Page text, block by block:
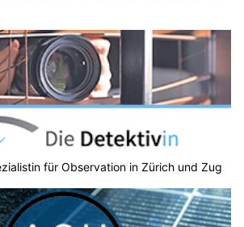
für Observation in Zürich und Zug